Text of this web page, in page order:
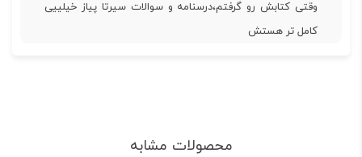
وقتی کتابش رو گرفتم،درسنامه و سوالات سیرتا پیاز خیلییی
کامل تر هستش
محصولات مشابه